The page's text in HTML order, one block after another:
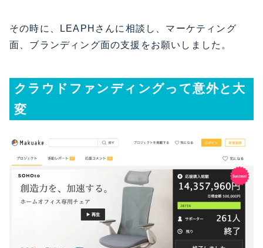
その時に、LEAPHさんに相談し、マーケティング
面、ブランディング面の支援をお願いしました。
クラウドファンディングって意外と大
変